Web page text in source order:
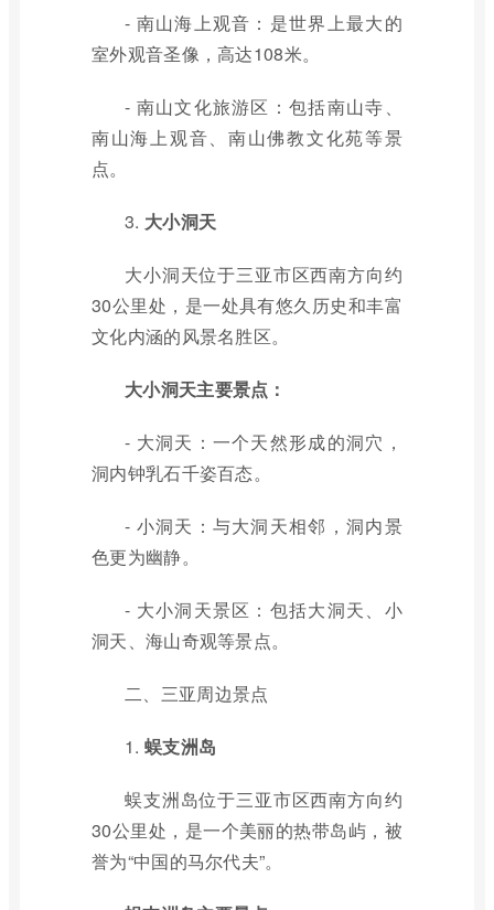
- 南山海上观音：是世界上最大的
室外观音圣像，高达108米。
- 南山文化旅游区：包括南山寺、
南山海上观音、南山佛教文化苑等景
点。
3. 大小洞天
大小洞天位于三亚市区西南方向约
30公里处，是一处具有悠久历史和丰富
文化内涵的风景名胜区。
大小洞天主要景点：
- 大洞天：一个天然形成的洞穴，
洞内钟乳石千姿百态。
- 小洞天：与大洞天相邻，洞内景
色更为幽静。
- 大小洞天景区：包括大洞天、小
洞天、海山奇观等景点。
二、三亚周边景点
1. 蜈支洲岛
蜈支洲岛位于三亚市区西南方向约
30公里处，是一个美丽的热带岛屿，被
誉为“中国的马尔代夫”。